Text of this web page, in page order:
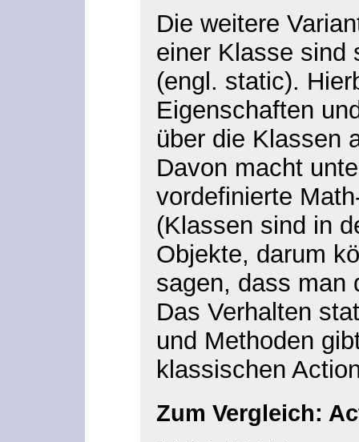
Die weitere
einer Klasse sind
(engl. static).
Eigenschaften
über die Klassen
Davon macht
vordefinierte
(Klassen sind in
Objekte, darum
sagen, dass man
Das Verhalten
und Methoden
klassischen
Zum Vergleich: